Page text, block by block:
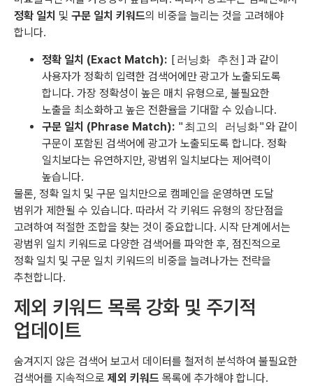
정확 일치 및 구문 일치 키워드의 비중을 늘리는 것을 고려해야
합니다.
정확 일치 (Exact Match): [러닝화 추천] 과 같이
사용자가 정확히 입력한 검색어에만 광고가 노출되도록
합니다. 가장 정확성이 높은 매치 유형으로, 불필요한
노출을 최소화하고 높은 전환율을 기대할 수 있습니다.
구문 일치 (Phrase Match): "최고의 러닝화"와 같이
구문이 포함된 검색어에 광고가 노출되도록 합니다. 정확
일치보다는 유연하지만, 광범위 일치보다는 제어력이
높습니다.
물론, 정확 일치 및 구문 일치만으로 캠페인을 운영하면 도달
범위가 제한될 수 있습니다. 따라서 각 키워드 유형의 장단점을
고려하여 적절한 조합을 찾는 것이 중요합니다. 시작 단계에서는
광범위 일치 키워드로 다양한 검색어를 파악한 후, 점진적으로
정확 일치 및 구문 일치 키워드의 비중을 늘려나가는 전략을
추천합니다.
제외 키워드 목록 강화 및 주기적
업데이트
숨겨지지 않은 검색어 보고서 데이터를 철저히 분석하여 불필요한
검색어를 지속적으로 제외 키워드 목록에 추가해야 합니다.